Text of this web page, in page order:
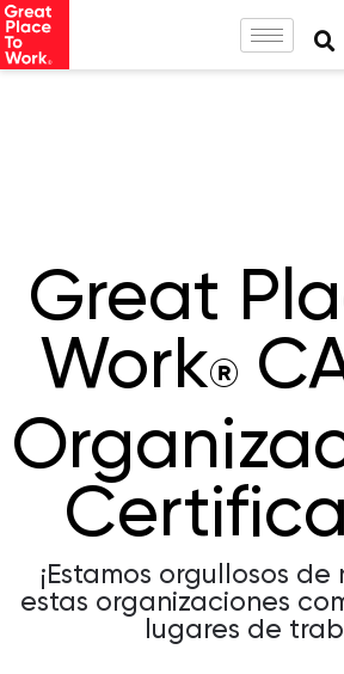
Great
Work®
¡Estamos orgullosos
estas organizaciones
lugares de